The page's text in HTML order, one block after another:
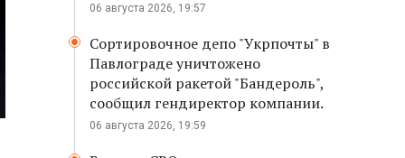
06 августа 2026, 19:57
Сортировочное депо "Укрпочты" в
Павлограде уничтожено
российской ракетой "Бандероль",
сообщил гендиректор компании.
06 августа 2026, 19:59